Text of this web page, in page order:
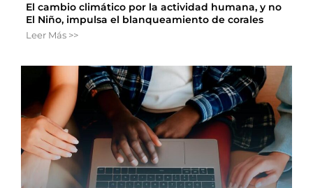
El cambio climático por la actividad humana, y no
El Niño, impulsa el blanqueamiento de corales
Leer Más >>